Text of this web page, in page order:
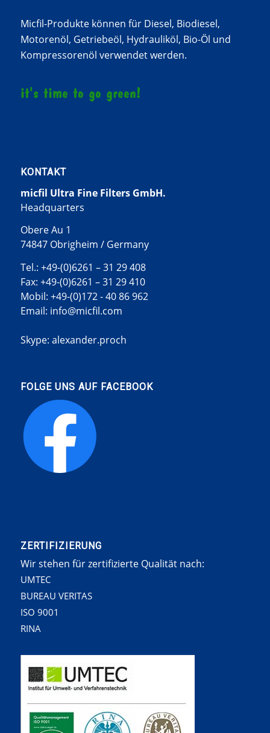
Micfil-Produkte können für Diesel, Biodiesel,
Motorenöl, Getriebeöl, Hydrauliköl, Bio-Öl und
Kompressorenöl verwendet werden.
it's time to go green!
KONTAKT
micfil Ultra Fine Filters GmbH.
Headquarters
Obere Au 1
74847 Obrigheim / Germany
Tel.: +49-(0)6261 – 31 29 408
Fax: +49-(0)6261 – 31 29 410
Mobil: +49-(0)172 - 40 86 962
Email: info@micfil.com
Skype: alexander.proch
FOLGE UNS AUF FACEBOOK
ZERTIFIZIERUNG
Wir stehen für zertifizierte Qualität nach:
UMTEC
BUREAU VERITAS
ISO 9001
RINA